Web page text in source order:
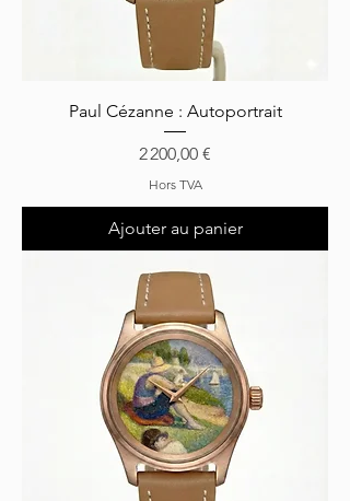
Paul Cézanne : Autoportrait
Prix
2 200,00 €
Hors TVA
Ajouter au panier